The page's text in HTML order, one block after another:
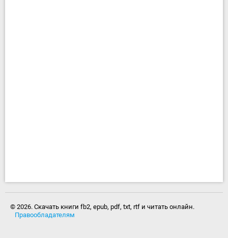
© 2026. Скачать книги fb2, epub, pdf, txt, rtf и читать онлайн.
Правообладателям